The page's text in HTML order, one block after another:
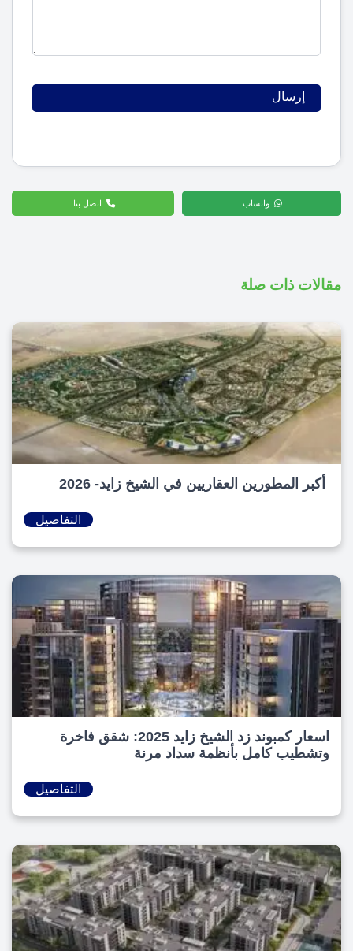
واتساب اتصل بنا
مقالات ذات صلة
أكبر المطورين العقاريين في الشيخ زايد- 2026
التفاصيل
اسعار كمبوند زد الشيخ زايد 2025: شقق فاخرة
وتشطيب كامل بأنظمة سداد مرنة
التفاصيل